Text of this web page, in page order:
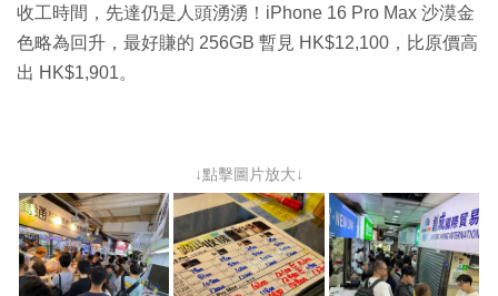
收工時間，先達仍是人頭湧湧！iPhone 16 Pro Max 沙漠金
色略為回升，最好賺的 256GB 暫見 HK$12,100，比原價高
出 HK$1,901。
↓點擊圖片放大↓